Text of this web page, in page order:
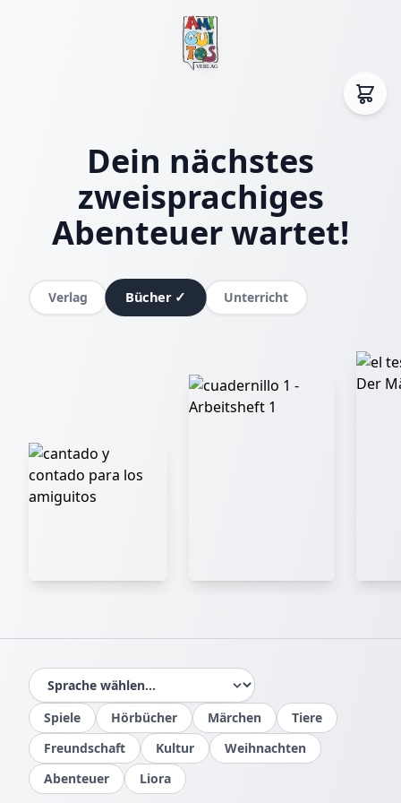
Dein nächstes
zweisprachiges
Abenteuer wartet!
Verlag Bücher ✓ Unterricht
Spiele Hörbücher Märchen
Tiere
Freundschaft
Kultur
Weihnachten
Abenteuer
Liora
Benita Brunnert, Claudia von Holten
Benita Brunnert
Übersetzerin, Sprecherin